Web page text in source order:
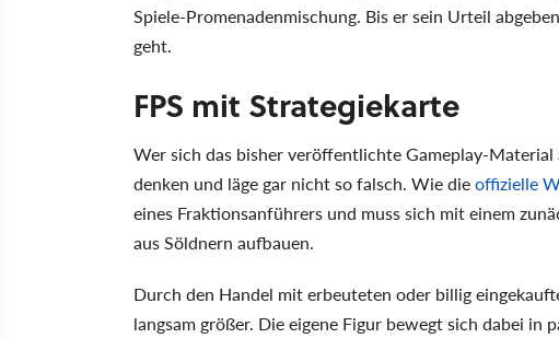
Spiele-Promenadenmischung. Bis er sein Urteil
geht.
FPS mit Strategiekarte
Wer sich das bisher veröffentlichte Gameplay-Material
denken und läge gar nicht so falsch. Wie dieoffizielle
eines Fraktionsanführers und muss sich mit einem
aus Söldnern aufbauen.
Durch den Handel mit erbeuteten oder billig
langsam größer. Die eigene Figur bewegt sich dabei in